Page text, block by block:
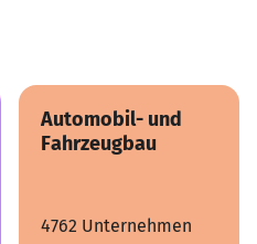
Automobil- und
Fahrzeugbau
4762 Unternehmen